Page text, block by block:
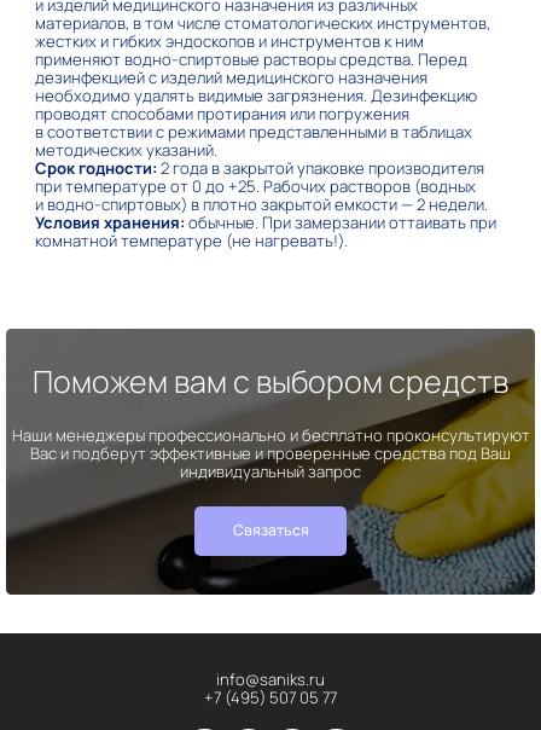
и изделий медицинского назначения из различных
материалов, в том числе стоматологических инструментов,
жестких и гибких эндоскопов и инструментов к ним
применяют водно-спиртовые растворы средства. Перед
дезинфекцией с изделий медицинского назначения
необходимо удалять видимые загрязнения. Дезинфекцию
проводят способами протирания или погружения
в соответствии с режимами представленными в таблицах
методических указаний.
Срок годности: 2 года в закрытой упаковке производителя
при температуре от 0 до +25. Рабочих растворов (водных
и водно-спиртовых) в плотно закрытой емкости — 2 недели.
Условия хранения: обычные. При замерзании оттаивать при
комнатной температуре (не нагревать!).
Поможем вам с выбором средств
Наши менеджеры профессионально и бесплатно проконсультируют
Вас и подберут эффективные и проверенные средства под Ваш
индивидуальный запрос
Связаться
info@saniks.ru
+7 (495) 507 05 77